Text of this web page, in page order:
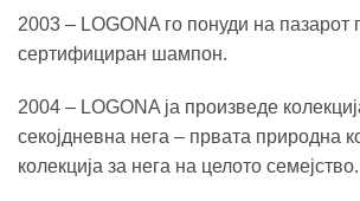
2003 – LOGONA го понуди на пазарот
сертифициран шампон.
2004 – LOGONA ја произведе
секојдневна нега – првата природна
колекција за нега на целото семејство.